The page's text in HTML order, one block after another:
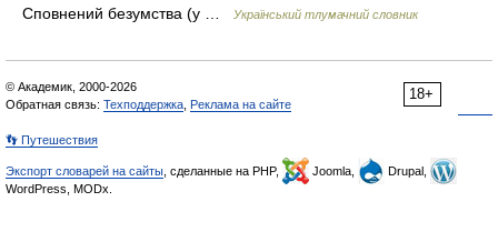
Сповнений безумства (у …
Український тлумачний словник
18+
© Академик, 2000-2026
Обратная связь: Техподдержка Реклама на сайте
👣 Путешествия
Экспорт словарей на сайты , сделанные на PHP, Joomla,
Drupal,
WordPress, MODx.